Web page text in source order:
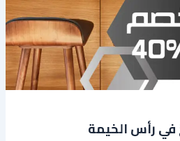
رأس الخيمة